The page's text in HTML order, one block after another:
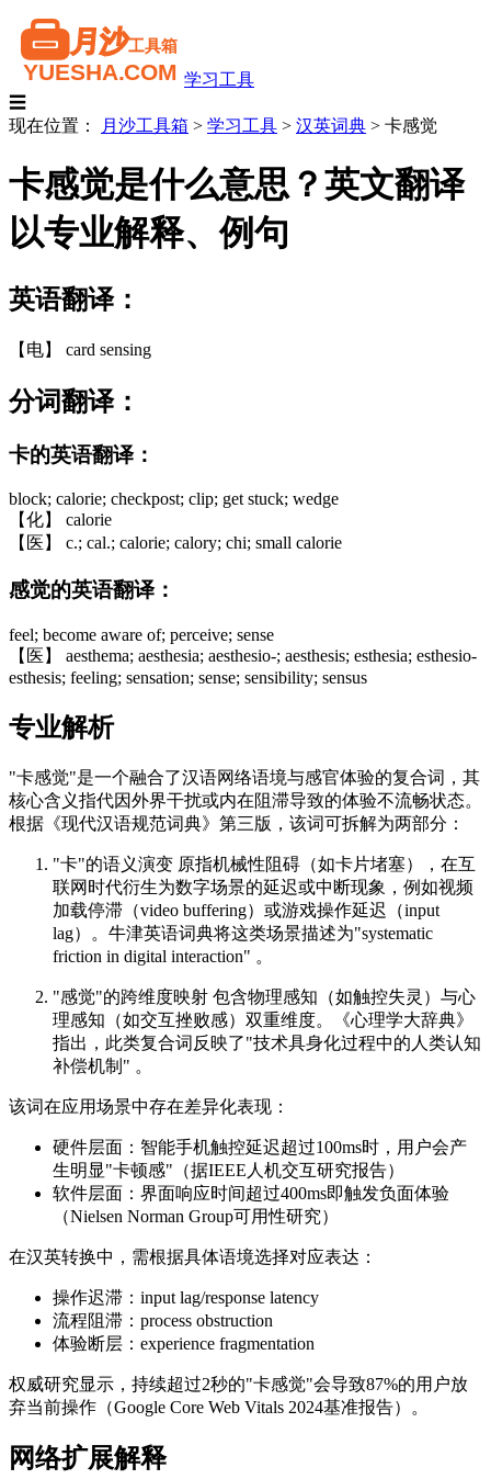
学习工具
☰
现在位置：
月沙工具箱 > 学习工具 > 汉英词典 > 卡感觉
卡感觉是什么意思？英文翻译
以专业解释、例句
英语翻译：
【电】 card sensing
分词翻译：
卡的英语翻译：
block; calorie; checkpost; clip; get stuck; wedge
【化】 calorie
【医】 c.; cal.; calorie; calory; chi; small calorie
感觉的英语翻译：
feel; become aware of; perceive; sense
【医】 aesthema; aesthesia; aesthesio-; aesthesis; esthesia; esthesio-
esthesis; feeling; sensation; sense; sensibility; sensus
专业解析
"卡感觉"是一个融合了汉语网络语境与感官体验的复合词，其
核心含义指代因外界干扰或内在阻滞导致的体验不流畅状态。
根据《现代汉语规范词典》第三版，该词可拆解为两部分：
"卡"的语义演变 原指机械性阻碍（如卡片堵塞），在互
联网时代衍生为数字场景的延迟或中断现象，例如视频
加载停滞（video buffering）或游戏操作延迟（input
lag）。牛津英语词典将这类场景描述为"systematic
friction in digital interaction" 。
"感觉"的跨维度映射 包含物理感知（如触控失灵）与心
理感知（如交互挫败感）双重维度。《心理学大辞典》
指出，此类复合词反映了"技术具身化过程中的人类认知
补偿机制" 。
该词在应用场景中存在差异化表现：
硬件层面：智能手机触控延迟超过100ms时，用户会产
生明显"卡顿感"（据IEEE人机交互研究报告）
软件层面：界面响应时间超过400ms即触发负面体验
（Nielsen Norman Group可用性研究）
在汉英转换中，需根据具体语境选择对应表达：
操作迟滞：input lag/response latency
流程阻滞：process obstruction
体验断层：experience fragmentation
权威研究显示，持续超过2秒的"卡感觉"会导致87%的用户放
弃当前操作（Google Core Web Vitals 2024基准报告）。
网络扩展解释